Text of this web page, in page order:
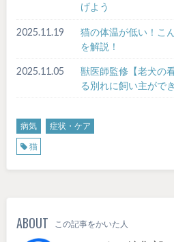
げよう
2025.11.19
猫の体温が低い！こ
を解説！
2025.11.05
獣医師監修【老犬の
る別れに飼い主がで
病気
症状・ケア
猫
ABOUT この記事をかいた人